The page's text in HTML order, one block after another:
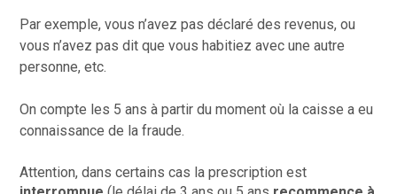
Par exemple, vous n’avez pas déclaré des revenus, ou
vous n’avez pas dit que vous habitiez avec une autre
personne, etc.
On compte les 5 ans à partir du moment où la caisse a eu
connaissance de la fraude.
Attention, dans certains cas la prescription est